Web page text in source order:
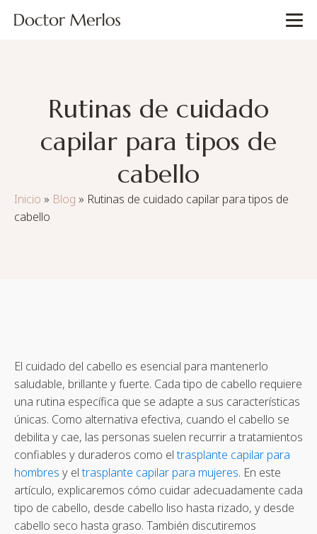
Rutinas de cuidado
capilar para tipos de
cabello
Inicio » Blog » Rutinas de cuidado capilar para tipos de
cabello
El cuidado del cabello es esencial para mantenerlo
saludable, brillante y fuerte. Cada tipo de cabello requiere
una rutina específica que se adapte a sus características
únicas. Como alternativa efectiva, cuando el cabello se
debilita y cae, las personas suelen recurrir a tratamientos
confiables y duraderos como eltrasplante capilar para
hombres y eltrasplante capilar para mujeres. En este
artículo, explicaremos cómo cuidar adecuadamente cada
tipo de cabello, desde cabello liso hasta rizado, y desde
cabello seco hasta graso. También discutiremos